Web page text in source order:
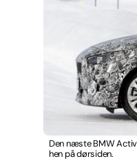
Den næste BMW
hen på dørsiden.